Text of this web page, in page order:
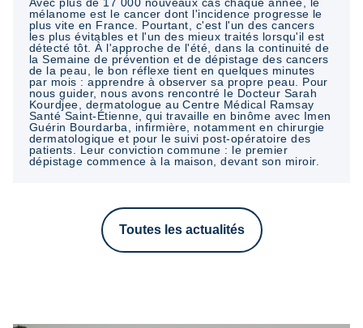
mélanome est le cancer dont l'incidence progresse le
plus vite en France. Pourtant, c'est l'un des cancers
les plus évitables et l'un des mieux traités lorsqu'il est
détecté tôt. À l'approche de l'été, dans la continuité de
la Semaine de prévention et de dépistage des cancers
de la peau, le bon réflexe tient en quelques minutes
par mois : apprendre à observer sa propre peau. Pour
nous guider, nous avons rencontré le Docteur Sarah
Kourdjee, dermatologue au Centre Médical Ramsay
Santé Saint-Étienne, qui travaille en binôme avec Imen
Guérin Bourdarba, infirmière, notamment en chirurgie
dermatologique et pour le suivi post-opératoire des
patients. Leur conviction commune : le premier
dépistage commence à la maison, devant son miroir.
Toutes les actualités